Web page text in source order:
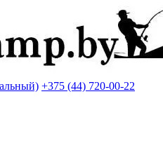
+375 (44) 720-00-22